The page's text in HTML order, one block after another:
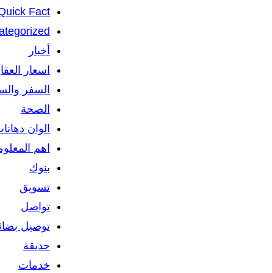
Fact
أخبار
اسعار
السفر
الصحة
الوان
اهم
بنوك
تسويق
تواصل
توصيل
حديقة
خدمات